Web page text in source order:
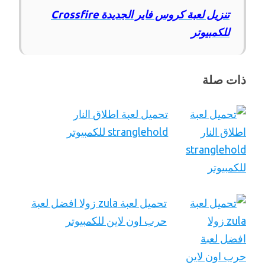
تنزيل لعبة كروس فاير الجديدة Crossfire
للكمبيوتر
ذات صلة
تحميل لعبة اطلاق النار
stranglehold للكمبيوتر
تحميل لعبة zula زولا افضل لعبة
حرب اون لاين للكمبيوتر